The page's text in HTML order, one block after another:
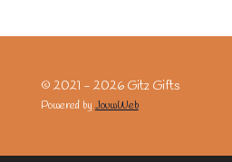
© 2021 - 2026 Gitz Gifts
Powered byJouwWeb